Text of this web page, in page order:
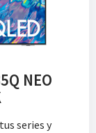
NEO
series y